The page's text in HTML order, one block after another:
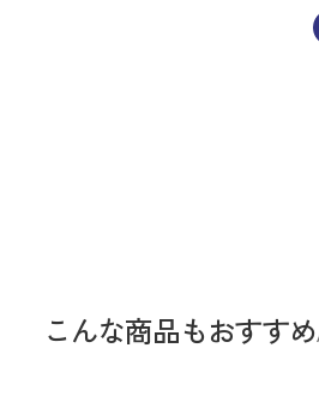
こんな商品もおすすめ